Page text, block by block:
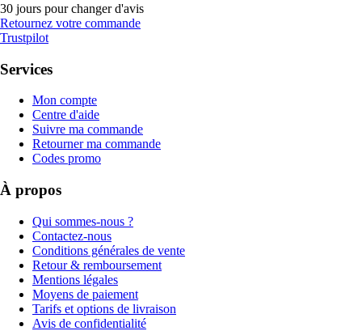
30 jours pour changer d'avis
Retournez votre commande
Trustpilot
Services
Mon compte
Centre d'aide
Suivre ma commande
Retourner ma commande
Codes promo
À propos
Qui sommes-nous ?
Contactez-nous
Conditions générales de vente
Retour & remboursement
Mentions légales
Moyens de paiement
Tarifs et options de livraison
Avis de confidentialité